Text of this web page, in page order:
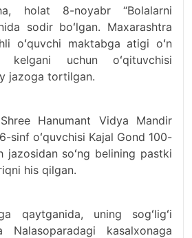
holat 8-noyabr “Bolalarni
sodir boʻlgan. Maxarashtra
oʻquvchi maktabga atigi oʻn
kelgani uchun oʻqituvchisi
jazoga tortilgan.
Hanumant Vidya Mandir
sinf oʻquvchisi Kajal Gond 100-
jazosidan soʻng belining pastki
his qilgan.
qaytganida, uning sogʻligʻi
Nalasoparadagi kasalxonaga